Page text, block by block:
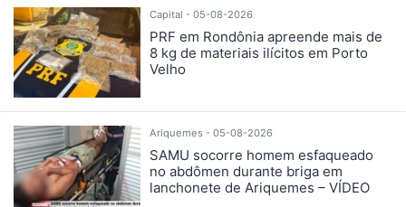
Capital - 05-08-2026
PRF em Rondônia apreende mais de
8 kg de materiais ilícitos em Porto
Velho
Ariquemes - 05-08-2026
SAMU socorre homem esfaqueado
no abdômen durante briga em
lanchonete de Ariquemes – VÍDEO